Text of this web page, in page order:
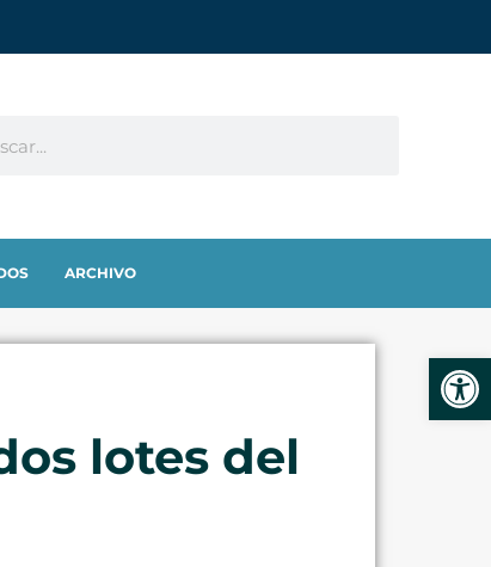
ARCHIVO
lotes del